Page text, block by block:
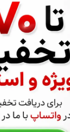
کشور